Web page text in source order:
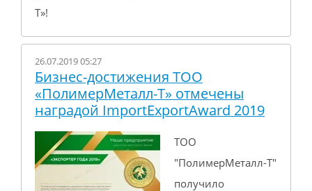
Т»!
26.07.2019 05:27
Бизнес-достижения ТОО
«ПолимерМеталл-Т» отмечены
наградой ImportExportAward 2019
ТОО
"ПолимерМеталл-Т"
получило